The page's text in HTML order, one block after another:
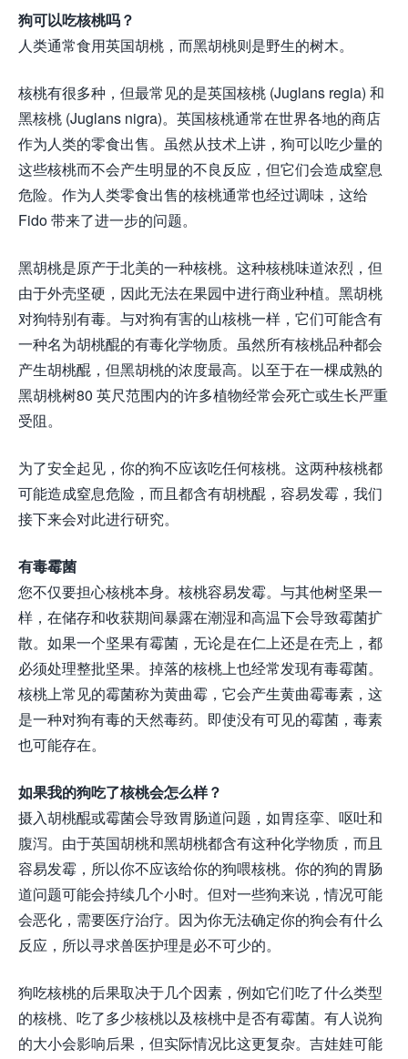
狗可以吃核桃吗？
人类通常食用英国胡桃，而黑胡桃则是野生的树木。
核桃有很多种，但最常见的是英国核桃 (Juglans regia) 和
黑核桃 (Juglans nigra)。英国核桃通常在世界各地的商店
作为人类的零食出售。虽然从技术上讲，狗可以吃少量的
这些核桃而不会产生明显的不良反应，但它们会造成窒息
危险。作为人类零食出售的核桃通常也经过调味，这给
Fido 带来了进一步的问题。
黑胡桃是原产于北美的一种核桃。这种核桃味道浓烈，但
由于外壳坚硬，因此无法在果园中进行商业种植。黑胡桃
对狗特别有毒。与对狗有害的山核桃一样，它们可能含有
一种名为胡桃醌的有毒化学物质。虽然所有核桃品种都会
产生胡桃醌，但黑胡桃的浓度最高。以至于在一棵成熟的
黑胡桃树80 英尺范围内的许多植物经常会死亡或生长严重
受阻。
为了安全起见，你的狗不应该吃任何核桃。这两种核桃都
可能造成窒息危险，而且都含有胡桃醌，容易发霉，我们
接下来会对此进行研究。
有毒霉菌
您不仅要担心核桃本身。核桃容易发霉。与其他树坚果一
样，在储存和收获期间暴露在潮湿和高温下会导致霉菌扩
散。如果一个坚果有霉菌，无论是在仁上还是在壳上，都
必须处理整批坚果。掉落的核桃上也经常发现有毒霉菌。
核桃上常见的霉菌称为黄曲霉，它会产生黄曲霉毒素，这
是一种对狗有毒的天然毒药。即使没有可见的霉菌，毒素
也可能存在。
如果我的狗吃了核桃会怎么样？
摄入胡桃醌或霉菌会导致胃肠道问题，如胃痉挛、呕吐和
腹泻。由于英国胡桃和黑胡桃都含有这种化学物质，而且
容易发霉，所以你不应该给你的狗喂核桃。你的狗的胃肠
道问题可能会持续几个小时。但对一些狗来说，情况可能
会恶化，需要医疗治疗。因为你无法确定你的狗会有什么
反应，所以寻求兽医护理是必不可少的。
狗吃核桃的后果取决于几个因素，例如它们吃了什么类型
的核桃、吃了多少核桃以及核桃中是否有霉菌。有人说狗
的大小会影响后果，但实际情况比这更复杂。吉娃娃可能